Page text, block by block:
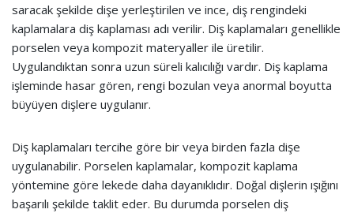
saracak şekilde dişe yerleştirilen ve ince, diş rengindeki
kaplamalara diş kaplaması adı verilir. Diş kaplamaları genellikle
porselen veya kompozit materyaller ile üretilir.
Uygulandıktan sonra uzun süreli kalıcılığı vardır. Diş kaplama
işleminde hasar gören, rengi bozulan veya anormal boyutta
büyüyen dişlere uygulanır.
Diş kaplamaları tercihe göre bir veya birden fazla dişe
uygulanabilir. Porselen kaplamalar, kompozit kaplama
yöntemine göre lekede daha dayanıklıdır. Doğal dişlerin ışığını
başarılı şekilde taklit eder. Bu durumda porselen diş